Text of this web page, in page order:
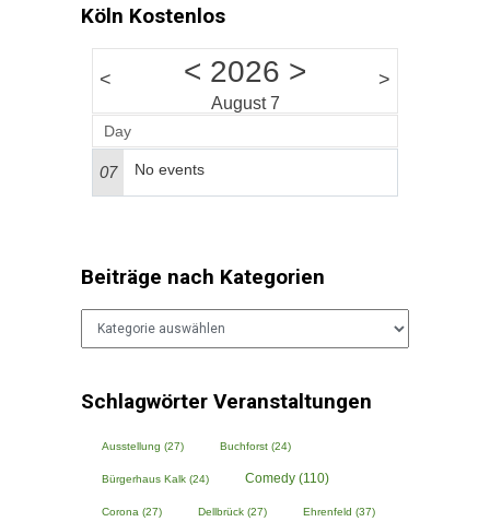
Köln Kostenlos
< < 2026 >
August 7
>
Day
07 No events
Beiträge nach Kategorien
Schlagwörter Veranstaltungen
Ausstellung (27) Buchforst(24)
Bürgerhaus Kalk(24) Comedy(110)
Corona (27) Dellbrück(27) Ehrenfeld (37)